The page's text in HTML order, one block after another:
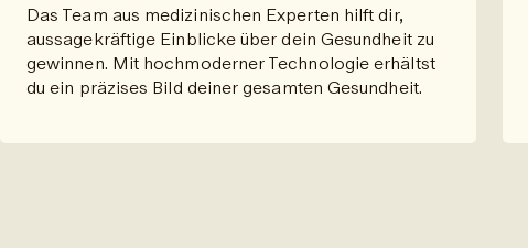
Das Team aus medizinischen Experten hilft dir,
aussagekräftige Einblicke über dein Gesundheit zu
gewinnen. Mit hochmoderner Technologie erhältst
du ein präzises Bild deiner gesamten Gesundheit.